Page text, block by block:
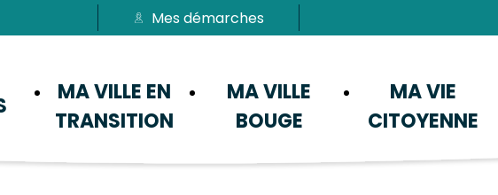
Passer au contenu
Mes démarches
MA VILLE EN
TRANSITION
MA VILLE
BOUGE
MA VIE
CITOYENNE